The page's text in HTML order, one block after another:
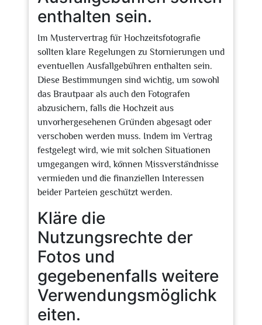
enthalten sein.
Im Mustervertrag für Hochzeitsfotografie
sollten klare Regelungen zu Stornierungen und
eventuellen Ausfallgebühren enthalten sein.
Diese Bestimmungen sind wichtig, um sowohl
das Brautpaar als auch den Fotografen
abzusichern, falls die Hochzeit aus
unvorhergesehenen Gründen abgesagt oder
verschoben werden muss. Indem im Vertrag
festgelegt wird, wie mit solchen Situationen
umgegangen wird, können Missverständnisse
vermieden und die finanziellen Interessen
beider Parteien geschützt werden.
Kläre die
Nutzungsrechte der
Fotos und
gegebenenfalls weitere
Verwendungsmöglichk
eiten.